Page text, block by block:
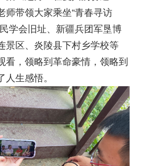
师带领大家乘坐“青春寻访
学会旧址、新疆兵团军垦博
景区、炎陵县下村乡学校等
看，领略到革命豪情，领略到
人生感悟。